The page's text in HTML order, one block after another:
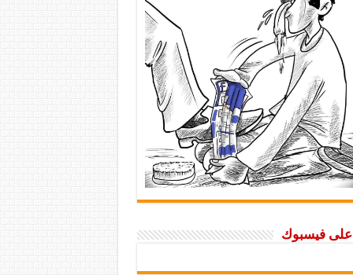
على فيسبوك